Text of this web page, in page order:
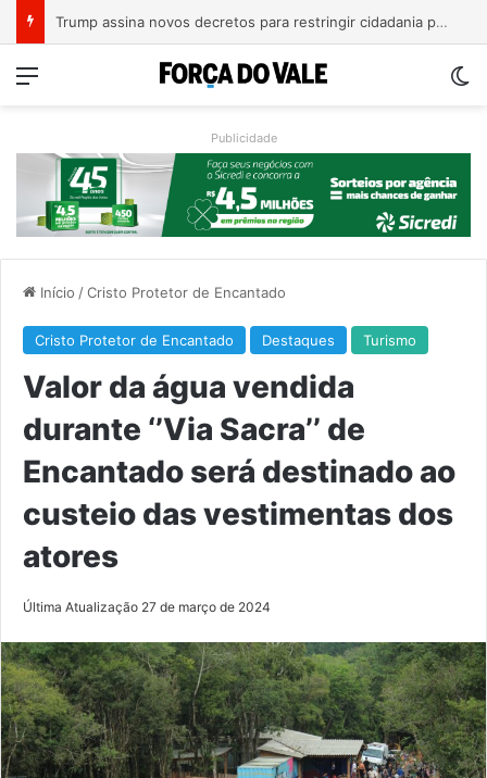
Trump assina novos decretos para restringir cidadania por nascimento nos EUA
Menu
Publicidade
Início /Cristo Protetor de Encantado
Cristo Protetor de Encantado Destaques Turismo
Valor da água vendida
durante ‘’Via Sacra’’ de
Encantado será destinado ao
custeio das vestimentas dos
atores
Última Atualização 27 de março de 2024